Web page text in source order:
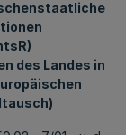
des Landes in